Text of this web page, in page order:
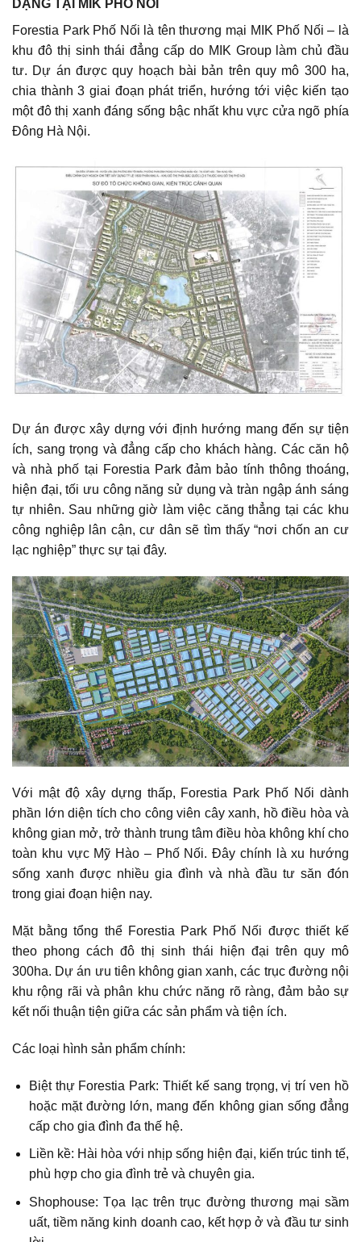
DẠNG TẠI MIK PHỐ NỐI
Forestia Park Phố Nối là tên thương mại MIK Phố Nối – là
khu đô thị sinh thái đẳng cấp do MIK Group làm chủ đầu
tư. Dự án được quy hoạch bài bản trên quy mô 300 ha,
chia thành 3 giai đoạn phát triển, hướng tới việc kiến tạo
một đô thị xanh đáng sống bậc nhất khu vực cửa ngõ phía
Đông Hà Nội.
Dự án được xây dựng với định hướng mang đến sự tiện
ích, sang trọng và đẳng cấp cho khách hàng. Các căn hộ
và nhà phố tại Forestia Park đảm bảo tính thông thoáng,
hiện đại, tối ưu công năng sử dụng và tràn ngập ánh sáng
tự nhiên. Sau những giờ làm việc căng thẳng tại các khu
công nghiệp lân cận, cư dân sẽ tìm thấy “nơi chốn an cư
lạc nghiệp” thực sự tại đây.
Với mật độ xây dựng thấp, Forestia Park Phố Nối dành
phần lớn diện tích cho công viên cây xanh, hồ điều hòa và
không gian mở, trở thành trung tâm điều hòa không khí cho
toàn khu vực Mỹ Hào – Phố Nối. Đây chính là xu hướng
sống xanh được nhiều gia đình và nhà đầu tư săn đón
trong giai đoạn hiện nay.
Mặt bằng tổng thể Forestia Park Phố Nối được thiết kế
theo phong cách đô thị sinh thái hiện đại trên quy mô
300ha. Dự án ưu tiên không gian xanh, các trục đường nội
khu rộng rãi và phân khu chức năng rõ ràng, đảm bảo sự
kết nối thuận tiện giữa các sản phẩm và tiện ích.
Các loại hình sản phẩm chính:
Biệt thự Forestia Park: Thiết kế sang trọng, vị trí ven hồ
hoặc mặt đường lớn, mang đến không gian sống đẳng
cấp cho gia đình đa thế hệ.
Liền kề: Hài hòa với nhịp sống hiện đại, kiến trúc tinh tế,
phù hợp cho gia đình trẻ và chuyên gia.
Shophouse: Tọa lạc trên trục đường thương mại sầm
uất, tiềm năng kinh doanh cao, kết hợp ở và đầu tư sinh